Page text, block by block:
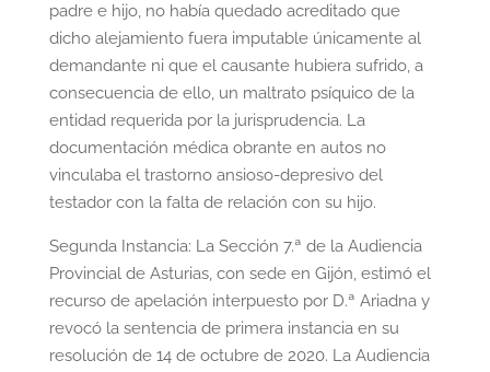
padre e hijo, no había quedado acreditado que
dicho alejamiento fuera imputable únicamente al
demandante ni que el causante hubiera sufrido, a
consecuencia de ello, un maltrato psíquico de la
entidad requerida por la jurisprudencia. La
documentación médica obrante en autos no
vinculaba el trastorno ansioso-depresivo del
testador con la falta de relación con su hijo.
Segunda Instancia: La Sección 7.ª de la Audiencia
Provincial de Asturias, con sede en Gijón, estimó el
recurso de apelación interpuesto por D.ª Ariadna y
revocó la sentencia de primera instancia en su
resolución de 14 de octubre de 2020. La Audiencia